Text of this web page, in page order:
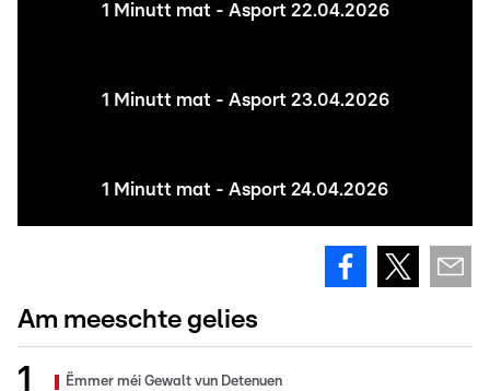
1 Minutt mat - Asport 22.04.2026
1 Minutt mat - Asport 23.04.2026
1 Minutt mat - Asport 24.04.2026
Am meeschte gelies
Ëmmer méi Gewalt vun Detenuen